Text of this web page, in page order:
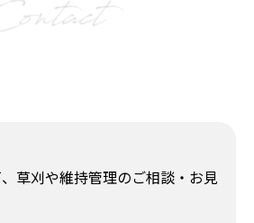
草刈や維持管理のご相談・お見